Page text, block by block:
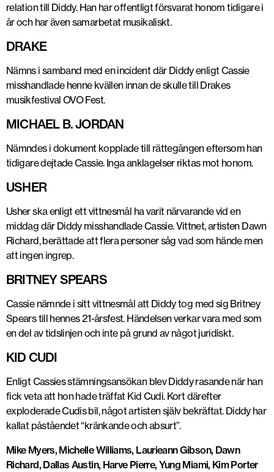
relation till Diddy. Han har offentligt försvarat honom tidigare i
år och har även samarbetat musikaliskt.
DRAKE
Nämns i samband med en incident där Diddy enligt Cassie
misshandlade henne kvällen innan de skulle till Drakes
musikfestival OVO Fest.
MICHAEL B. JORDAN
Nämndes i dokument kopplade till rättegången eftersom han
tidigare dejtade Cassie. Inga anklagelser riktas mot honom.
USHER
Usher ska enligt ett vittnesmål ha varit närvarande vid en
middag där Diddy misshandlade Cassie. Vittnet, artisten Dawn
Richard, berättade att flera personer såg vad som hände men
att ingen ingrep.
BRITNEY SPEARS
Cassie nämnde i sitt vittnesmål att Diddy tog med sig Britney
Spears till hennes 21-årsfest. Händelsen verkar vara med som
en del av tidslinjen och inte på grund av något juridiskt.
KID CUDI
Enligt Cassies stämningsansökan blev Diddy rasande när han
fick veta att hon hade träffat Kid Cudi. Kort därefter
exploderade Cudis bil, något artisten själv bekräftat. Diddy har
kallat påståendet “kränkande och absurt”.
Mike Myers, Michelle Williams, Laurieann Gibson, Dawn
Richard, Dallas Austin, Harve Pierre, Yung Miami, Kim Porter